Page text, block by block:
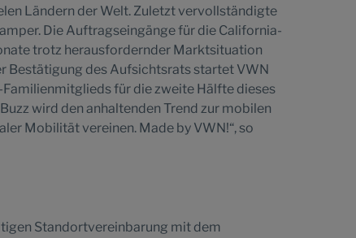
Ländern der Welt. Zuletzt vervollständigte
Die Auftragseingänge für die California-
trotz herausfordernder Marktsituation
Bestätigung des Aufsichtsrats startet VWN
für die zweite Hälfte dieses
wird den anhaltenden Trend zur mobilen
Mobilität vereinen. Made by VWN!“, so
Standortvereinbarung mit dem